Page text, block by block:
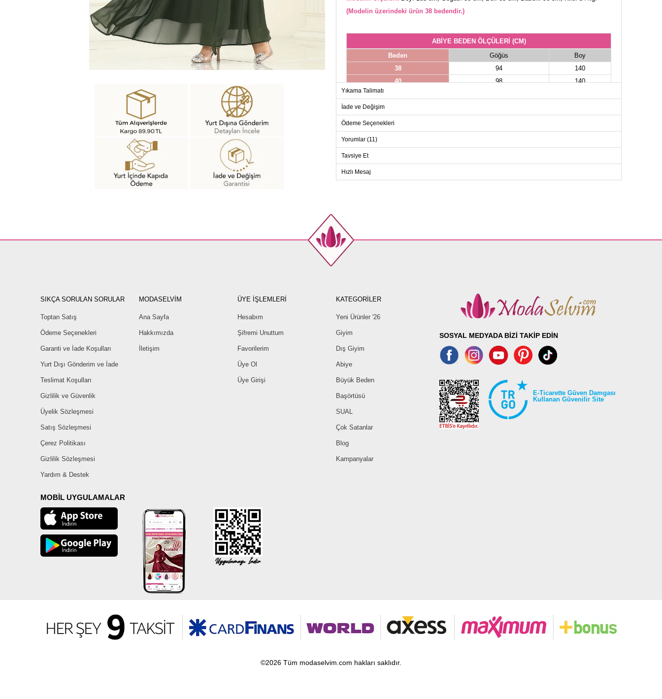
(Modelin üzerindeki ürün 38 bedendir.)
ABİYE BEDEN ÖLÇÜLERİ (CM)
Beden
Göğüs
Boy
38
94
140
40
98
140
48
114
140
Yıkama Talimatı
İade ve Değişim
Ödeme Seçenekleri
Yorumlar (11)
Tavsiye Et
Hızlı Mesaj
SIKÇA SORULAN SORULAR
Toptan Satış
Ödeme Seçenekleri
Garanti ve İade Koşulları
Yurt Dışı Gönderim ve İade
Teslimat Koşulları
Gizlilik ve Güvenlik
Üyelik Sözleşmesi
Satış Sözleşmesi
Çerez Politikası
Gizlilik Sözleşmesi
Yardım & Destek
MODASELVİM
Ana Sayfa
Hakkımızda
İletişim
ÜYE İŞLEMLERİ
Hesabım
Şifremi Unuttum
Favorilerim
Üye Ol
Üye Girişi
KATEGORİLER
Yeni Ürünler '26
Giyim
Dış Giyim
Abiye
Büyük Beden
Başörtüsü
SUAL
Çok Satanlar
Blog
Kampanyalar
MOBİL UYGULAMALAR
SOSYAL MEDYADA BİZİ TAKİP EDİN
E-Ticarette Güven Damgası
Kullanan Güvenilir Site
©2026 Tüm modaselvim.com hakları saklıdır.